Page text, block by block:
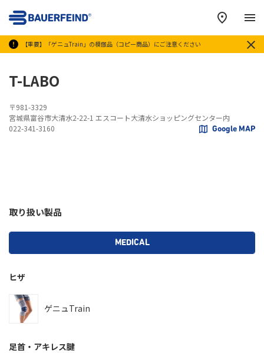
【重要】「ゲニュTrain」の模倣品（コピー商品）にご注意ください
メ
T-LABO
〒981-3329
宮城県富谷市大清水2-22-1 エスコート大清水ショッピングセンター内
022-341-3160
Google MAP
取り扱い製品
MEDICAL
ヒザ
ゲニュTrain
足首・アキレス腱